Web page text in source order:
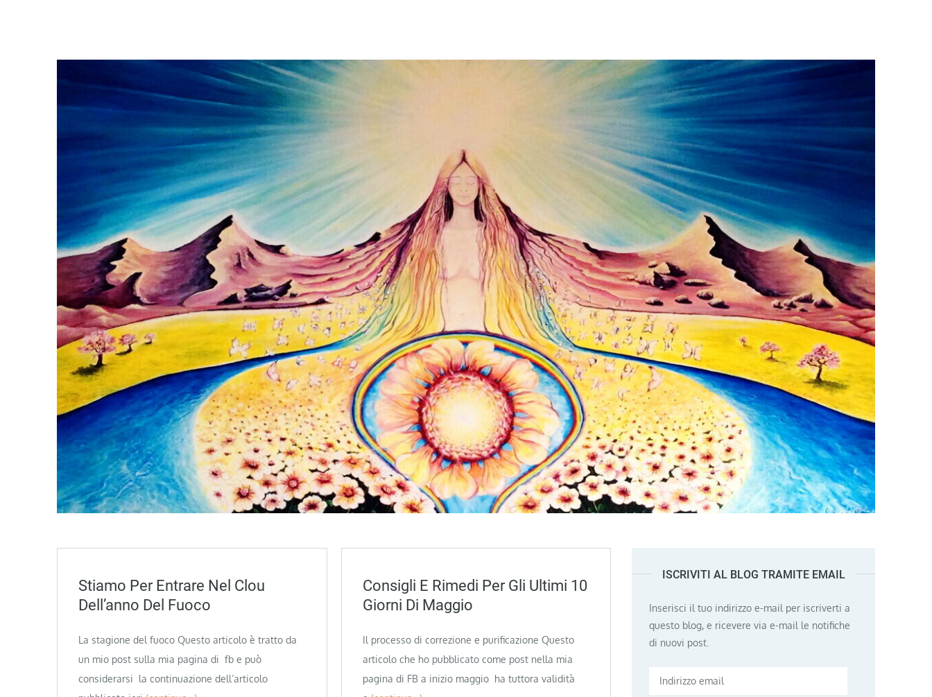
Stiamo Per Entrare Nel Clou
Dell’anno Del Fuoco
La stagione del fuoco Questo articolo è tratto da
un mio post sulla mia pagina di fb e può
considerarsi la continuazione dell’articolo
Consigli E Rimedi Per Gli Ultimi 10
Giorni Di Maggio
Il processo di correzione e purificazione Questo
articolo che ho pubblicato come post nella mia
pagina di FB a inizio maggio ha tuttora validità
ISCRIVITI AL BLOG TRAMITE EMAIL
Inserisci il tuo indirizzo e-mail per iscriverti a
questo blog, e ricevere via e-mail le notifiche
di nuovi post.
Indirizzo